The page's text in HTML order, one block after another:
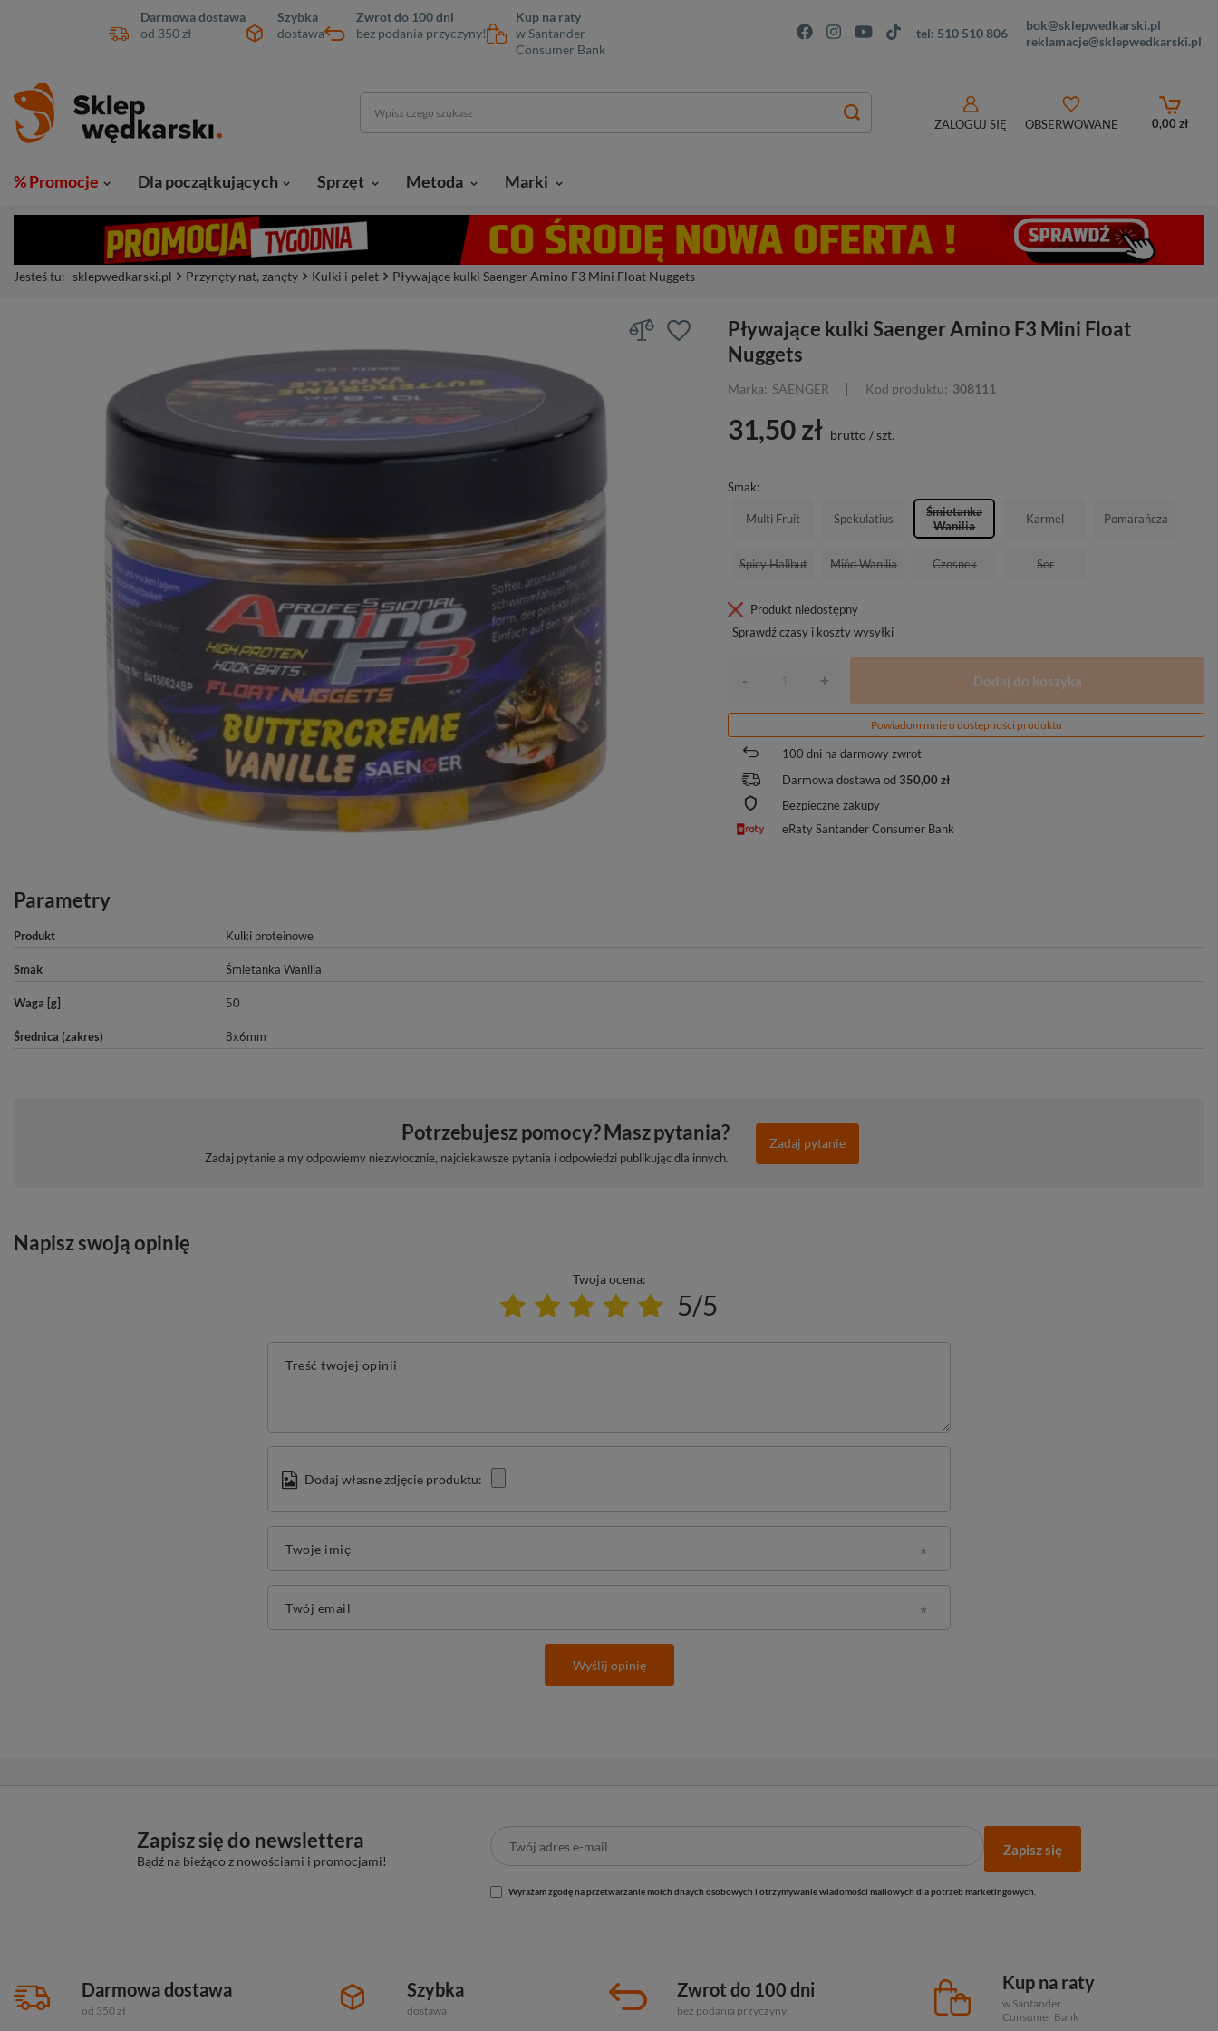
Darmowa dostawa
od 350 zł
Szybka
dostawa
Zwrot do 100 dni
bez podania przyczyny!
Kup na raty
w Santander
Consumer Bank
tel: 510 510 806
bok@sklepwedkarski.pl
reklamacje@sklepwedkarski.pl
ZALOGUJ SIĘ OBSERWOWANE 0,00 zł
% Promocje Dla początkujących Sprzęt Metoda Marki
Jesteś tu: sklepwedkarski.pl Przynęty nat, zanęty Kulki i pelet Pływające kulki Saenger Amino F3 Mini Float Nuggets
Pływające kulki Saenger Amino F3 Mini Float
Nuggets
Marka: SAENGER Kod produktu: 308111
31,50 zł brutto /szt.
Smak
Multi Fruit Spekulatius
Śmietanka
Wanilia
Karmel Pomarańcza
Spicy Halibut Miód Wanilia Czosnek Ser
Produkt niedostępny
Sprawdź czasy i koszty wysyłki
- + Dodaj do koszyka
Powiadom mnie o dostępności produktu
100 dni na darmowy zwrot
Darmowa dostawa od 350,00 zł
Bezpieczne zakupy
eRaty Santander Consumer Bank
Parametry
Produkt Kulki proteinowe
Smak Śmietanka Wanilia
Waga [g] 50
Średnica (zakres) 8x6mm
Potrzebujesz pomocy? Masz pytania?
Zadaj pytanie a my odpowiemy niezwłocznie, najciekawsze pytania i odpowiedzi publikując dla innych.
Zadaj pytanie
Napisz swoją opinię
Twoja ocena:
5/5
Treść twojej opinii
Dodaj własne zdjęcie produktu:
Twoje imię
Twój email
Wyślij opinię
Zapisz się do newslettera
Bądź na bieżąco z nowościami i promocjami!
Zapisz się
Wyrażam zgodę na przetwarzanie moich dnaych osobowych i otrzymywanie wiadomości mailowych dla potrzeb marketingowych.
Darmowa dostawa
od 350 zł
Szybka
dostawa
Zwrot do 100 dni
bez podania przyczyny
Kup na raty
w Santander
Consumer Bank